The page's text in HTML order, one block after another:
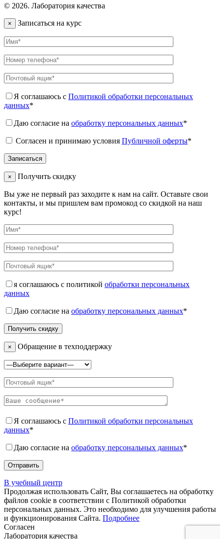
© 2026. Лаборатория качества
× Записаться на курс
Я соглашаюсь с Политикой обработки персональных
данных*
Даю согласие на обработку персональных данных*
Согласен и принимаю условия Публичной оферты*
× Получить скидку
Вы уже не первый раз заходите к нам на сайт. Оставьте свои
контакты, и мы пришлем вам промокод со скидкой на наш
курс!
я соглашаюсь с политикой обработки персональных
данных
Даю согласие на обработку персональных данных*
× Обращение в техподдержку
Я соглашаюсь с Политикой обработки персональных
данных*
Даю согласие на обработку персональных данных*
В учебный центр
Продолжая использовать Сайт, Вы соглашаетесь на обработку
файлов cookie в соответствии с Политикой обработки
персональных данных. Это необходимо для улучшения работы
и функционирования Сайта. Подробнее
Согласен
Лаборатория качества